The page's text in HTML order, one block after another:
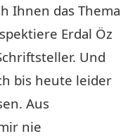
Ihnen das Thema
Erdal Öz
Und
bis heute leider
Aus
nie